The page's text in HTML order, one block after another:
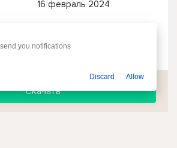
16 февраль 2024
Скачать
you notifications
Discard Allow